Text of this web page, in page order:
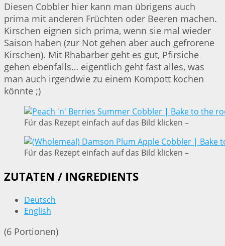
Diesen Cobbler hier kann man übrigens auch
prima mit anderen Früchten oder Beeren machen.
Kirschen eignen sich prima, wenn sie mal wieder
Saison haben (zur Not gehen aber auch gefrorene
Kirschen). Mit Rhabarber geht es gut, Pfirsiche
gehen ebenfalls… eigentlich geht fast alles, was
man auch irgendwie zu einem Kompott kochen
könnte ;)
Für das Rezept einfach auf das Bild klicken –
Für das Rezept einfach auf das Bild klicken –
ZUTATEN / INGREDIENTS
Deutsch
English
(6 Portionen)